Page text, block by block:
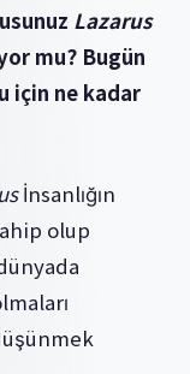
Lazarus
mu? Bugün
için ne kadar
İnsanlığın
olup